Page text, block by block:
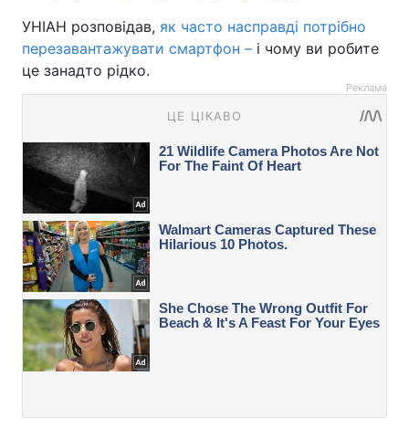
УНІАН розповідав, як часто насправді потрібно
перезавантажувати смартфон – і чому ви робите
це занадто рідко.
Реклама